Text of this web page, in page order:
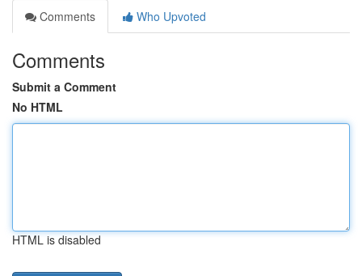
Comments
Who Upvoted
Comments
Submit a Comment
No HTML
HTML is disabled